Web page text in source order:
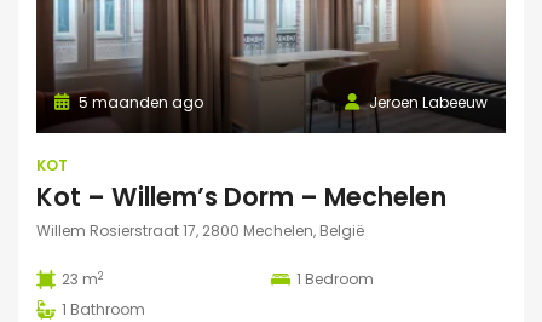
Jeroen Labeeuw
5 maanden ago
KOT
Kot – Willem’s Dorm – Mechelen
Willem Rosierstraat 17, 2800 Mechelen, België
23 m2 1 Bedroom
1 Bathroom